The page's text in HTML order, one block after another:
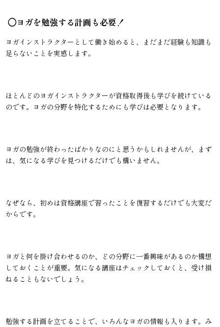
◯ヨガを勉強する計画も必要！
ヨガインストラクターとして働き始めると、まだまだ経験も知識も
足らないことを実感します。
ほとんどのヨガインストラクターが資格取得後も学びを続けている
のです。ヨガの分野を特化するためにも学びは必要となります。
ヨガの勉強が終わったばかりなのにと思うかもしれませんが、まず
は、気になる学びを見つけるだけでも構いません。
なぜなら、初めは資格講座で習ったことを復習するだけでも大変だ
からです。
ヨガと何を掛け合わせるのか、どの分野に一番興味があるのか構想
しておくことが重要。気になる講座はチェックしておくと、受け損
ねることもないでしょう。
勉強する計画を立てることで、いろんなヨガの情報も入ります。み